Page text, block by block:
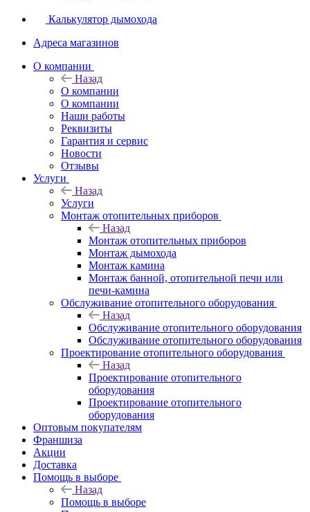
Калькулятор дымохода
Адреса магазинов
O компании
Назад
O компании
О компании
Наши работы
Реквизиты
Гарантия и сервис
Новости
Отзывы
Услуги
Назад
Услуги
Монтаж отопительных приборов
Назад
Монтаж отопительных приборов
Монтаж дымохода
Монтаж камина
Монтаж банной, отопительной печи или
печи-камина
Обслуживание отопительного оборудования
Назад
Обслуживание отопительного оборудования
Обслуживание отопительного оборудования
Проектирование отопительного оборудования
Назад
Проектирование отопительного
оборудования
Проектирование отопительного
оборудования
Оптовым покупателям
Франшиза
Акции
Доставка
Помощь в выборе
Назад
Помощь в выборе